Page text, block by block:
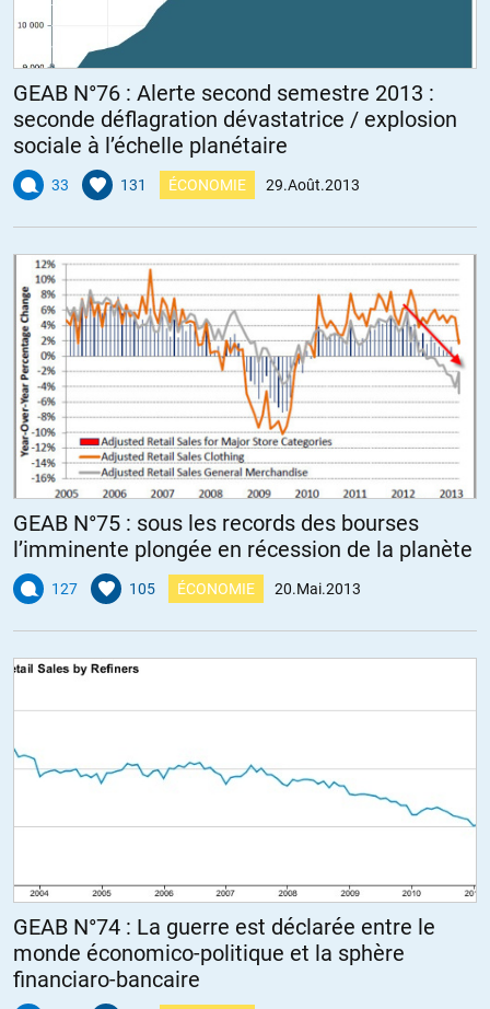
GEAB N°76 : Alerte second semestre 2013 :
seconde déflagration dévastatrice / explosion
sociale à l’échelle planétaire
33 131 ÉCONOMIE 29.Août.2013
GEAB N°75 : sous les records des bourses
l’imminente plongée en récession de la planète
127 105 ÉCONOMIE 20.Mai.2013
GEAB N°74 : La guerre est déclarée entre le
monde économico-politique et la sphère
financiaro-bancaire